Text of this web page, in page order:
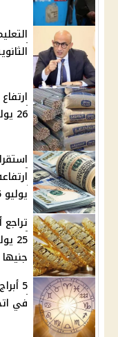
الثانوية
26 يوليو 2025 في الأسواق المحلية
يوليو 2025
جنيها
5
في